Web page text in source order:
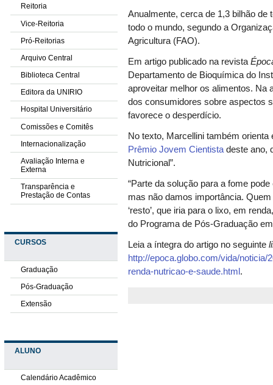
Reitoria
Vice-Reitoria
Pró-Reitorias
Arquivo Central
Biblioteca Central
Editora da UNIRIO
Hospital Universitário
Comissões e Comitês
Internacionalização
Avaliação Interna e
Externa
Transparência e
Prestação de Contas
CURSOS
Graduação
Pós-Graduação
Extensão
ALUNO
Calendário Acadêmico
Anualmente, cerca de 1,3 bilhão
todo o mundo, segundo a
Agricultura (FAO).
Em artigo publicado na revista
Departamento de Bioquímica do
aproveitar melhor os alimentos. Na
dos consumidores sobre aspectos
favorece o desperdício.
No texto, Marcellini também
Prêmio Jovem Cientistadeste ano,
Nutricional”.
“Parte da solução para a fome
mas não damos importância.
‘resto’, que iria para o lixo, em
do Programa de Pós-Graduação
Leia a íntegra do artigo no seguinte
http://epoca.globo.com/vida/
renda-nutricao-e-saude.html .